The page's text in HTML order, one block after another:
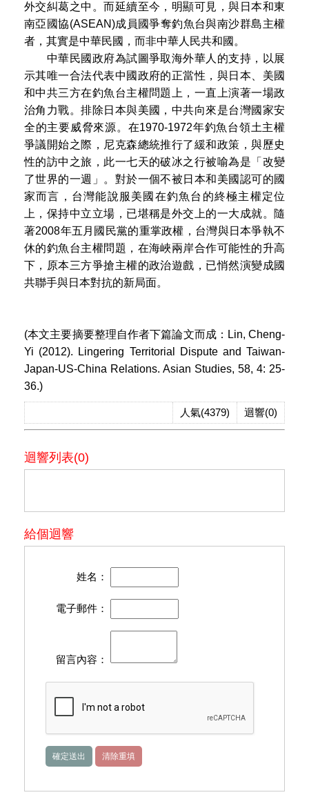
外交糾葛之中。而延續至今，明顯可見，與日本和東
南亞國協(ASEAN)成員國爭奪釣魚台與南沙群島主權
者，其實是中華民國，而非中華人民共和國。
中華民國政府為試圖爭取海外華人的支持，以展
示其唯一合法代表中國政府的正當性，與日本、美國
和中共三方在釣魚台主權問題上，一直上演著一場政
治角力戰。排除日本與美國，中共向來是台灣國家安
全的主要威脅來源。在1970-1972年釣魚台領土主權
爭議開始之際，尼克森總統推行了緩和政策，與歷史
性的訪中之旅，此一七天的破冰之行被喻為是「改變
了世界的一週」。對於一個不被日本和美國認可的國
家而言，台灣能說服美國在釣魚台的終極主權定位
上，保持中立立場，已堪稱是外交上的一大成就。隨
著2008年五月國民黨的重掌政權，台灣與日本爭執不
休的釣魚台主權問題，在海峽兩岸合作可能性的升高
下，原本三方爭搶主權的政治遊戲，已悄然演變成國
共聯手與日本對抗的新局面。
(本文主要摘要整理自作者下篇論文而成：Lin, Cheng-
Yi (2012). Lingering Territorial Dispute and Taiwan-
Japan-US-China Relations. Asian Studies, 58, 4: 25-
36.)
迴響(0)
人氣(4379)
迴響列表(0)
給個迴響
姓名：
電子郵件：
留言內容：